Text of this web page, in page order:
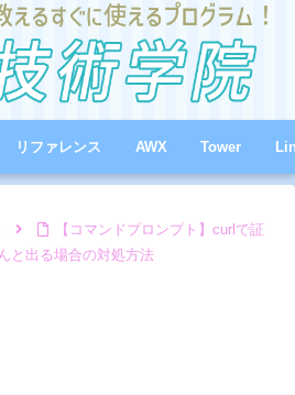
リファレンス AWX Tower
【コマンドプロンプト】curlで証
と出る場合の対処方法